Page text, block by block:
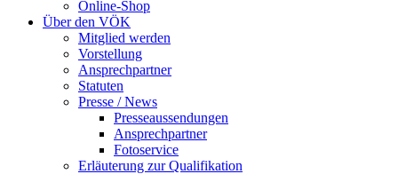
Online-Shop
Über den VÖK
Mitglied werden
Vorstellung
Ansprechpartner
Statuten
Presse / News
Presseaussendungen
Ansprechpartner
Fotoservice
Erläuterung zur Qualifikation